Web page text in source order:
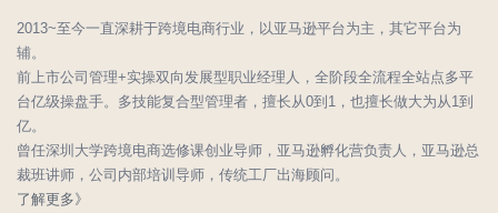
2013~至今一直深耕于跨境电商行业，以亚马逊平台为主，其它平台为
辅。
前上市公司管理+实操双向发展型职业经理人，全阶段全流程全站点多平
台亿级操盘手。多技能复合型管理者，擅长从0到1，也擅长做大为从1到
亿。
曾任深圳大学跨境电商选修课创业导师，亚马逊孵化营负责人，亚马逊总
裁班讲师，公司内部培训导师，传统工厂出海顾问。
了解更多》